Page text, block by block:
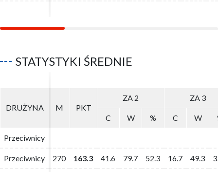
STATYSTYKI ŚREDNIE
DRUŻYNA M PKT
ZA 2 ZA 3
C W % C W
Przeciwnicy
Przeciwnicy 270 163.3 41.6 79.7 52.3 16.7 49.3
DRUŻYNA M PKT
ZA 2 ZA 3
C W % C W
Przeciwnicy
Przeciwnicy 270 163.3 41.6 79.7 52.3 16.7 49.3